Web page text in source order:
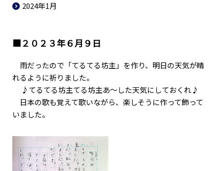
2024年1月
■２０２３年６月９日
雨だったので「てるてる坊主」を作り、明日の天気が晴
れるように祈りました。
♪てるてる坊主てる坊主あ～した天気にしておくれ♪
日本の歌も覚えて歌いながら、楽しそうに作って飾って
いました。